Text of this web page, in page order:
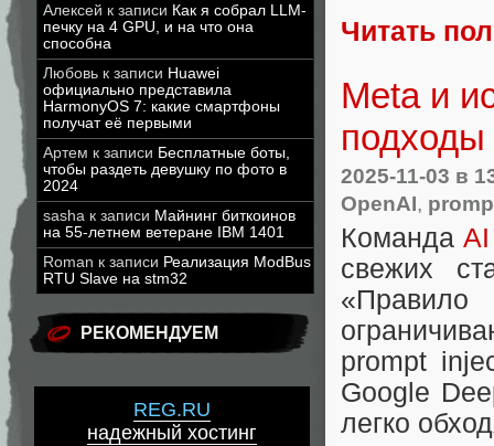
Алексей к записи Как я собрал LLM-
печку на 4 GPU, и на что она
способна
Любовь к записи Huawei
официально представила
HarmonyOS 7: какие смартфоны
получат её первыми
Артем к записи Бесплатные боты,
чтобы раздеть девушку по фото в
2024
sasha к записи Майнинг биткоинов
на 55-летнем ветеране IBM 1401
Roman к записи Реализация ModBus
RTU Slave на stm32
РЕКОМЕНДУЕМ
REG.RU
надежный хостинг
Читать
Meta и
подходы
2025-11-03 в
OpenAI,
Команда
свежих
prompt
Google
легко